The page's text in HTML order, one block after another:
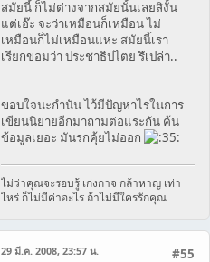
สมัยนี้ ก็ไม่ต่างจากสมัยนั้นเลยสิงั้น
แต่เอ๊ะ จะว่าเหมือนก็เหมือน ไม่
เหมือนก็ไม่เหมือนแหะ สมัยนี้เรา
เรียกขอมว่า ประชาธิปไตย รึเปล่า..
ขอบใจนะกำนัน ไว้มีปัญหาไรในการ
เขียนนิยายอีกมาถามต่อแระกัน ค้น
ข้อมูลเยอะ มันรกคุ้ยไม่ออก
ไม่ว่าคุณจะรอบรู้ เก่งกาจ กล้าหาญ เท่า
ไหร่ ก็ไม่มีค่าอะไร ถ้าไม่มีใครรักคุณ
#55
29 มี.ค. 2008, 23:57 น.